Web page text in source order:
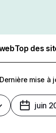
Top des
Dernière mise à
juin